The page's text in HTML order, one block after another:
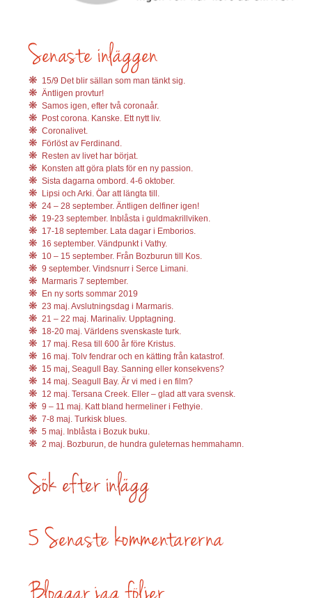
15/9 Det blir sällan som man tänkt sig.
Äntligen provtur!
Samos igen, efter två coronaår.
Post corona. Kanske. Ett nytt liv.
Coronalivet.
Förlöst av Ferdinand.
Resten av livet har börjat.
Konsten att göra plats för en ny passion.
Sista dagarna ombord. 4-6 oktober.
Lipsi och Arki. Öar att längta till.
24 – 28 september. Äntligen delfiner igen!
19-23 september. Inblåsta i guldmakrillviken.
17-18 september. Lata dagar i Emborios.
16 september. Vändpunkt i Vathy.
10 – 15 september. Från Bozburun till Kos.
9 september. Vindsnurr i Serce Limani.
Marmaris 7 september.
En ny sorts sommar 2019
23 maj. Avslutningsdag i Marmaris.
21 – 22 maj. Marinaliv. Upptagning.
18-20 maj. Världens svenskaste turk.
17 maj. Resa till 600 år före Kristus.
16 maj. Tolv fendrar och en kätting från katastrof.
15 maj, Seagull Bay. Sanning eller konsekvens?
14 maj. Seagull Bay. Är vi med i en film?
12 maj. Tersana Creek. Eller – glad att vara svensk.
9 – 11 maj. Katt bland hermeliner i Fethyie.
7-8 maj. Turkisk blues.
5 maj. Inblåsta i Bozuk buku.
2 maj. Bozburun, de hundra guleternas hemmahamn.